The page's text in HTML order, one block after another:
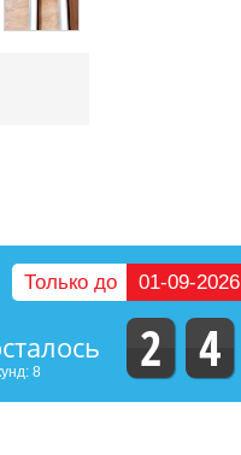
Только до 01-09-2026
7 2 4